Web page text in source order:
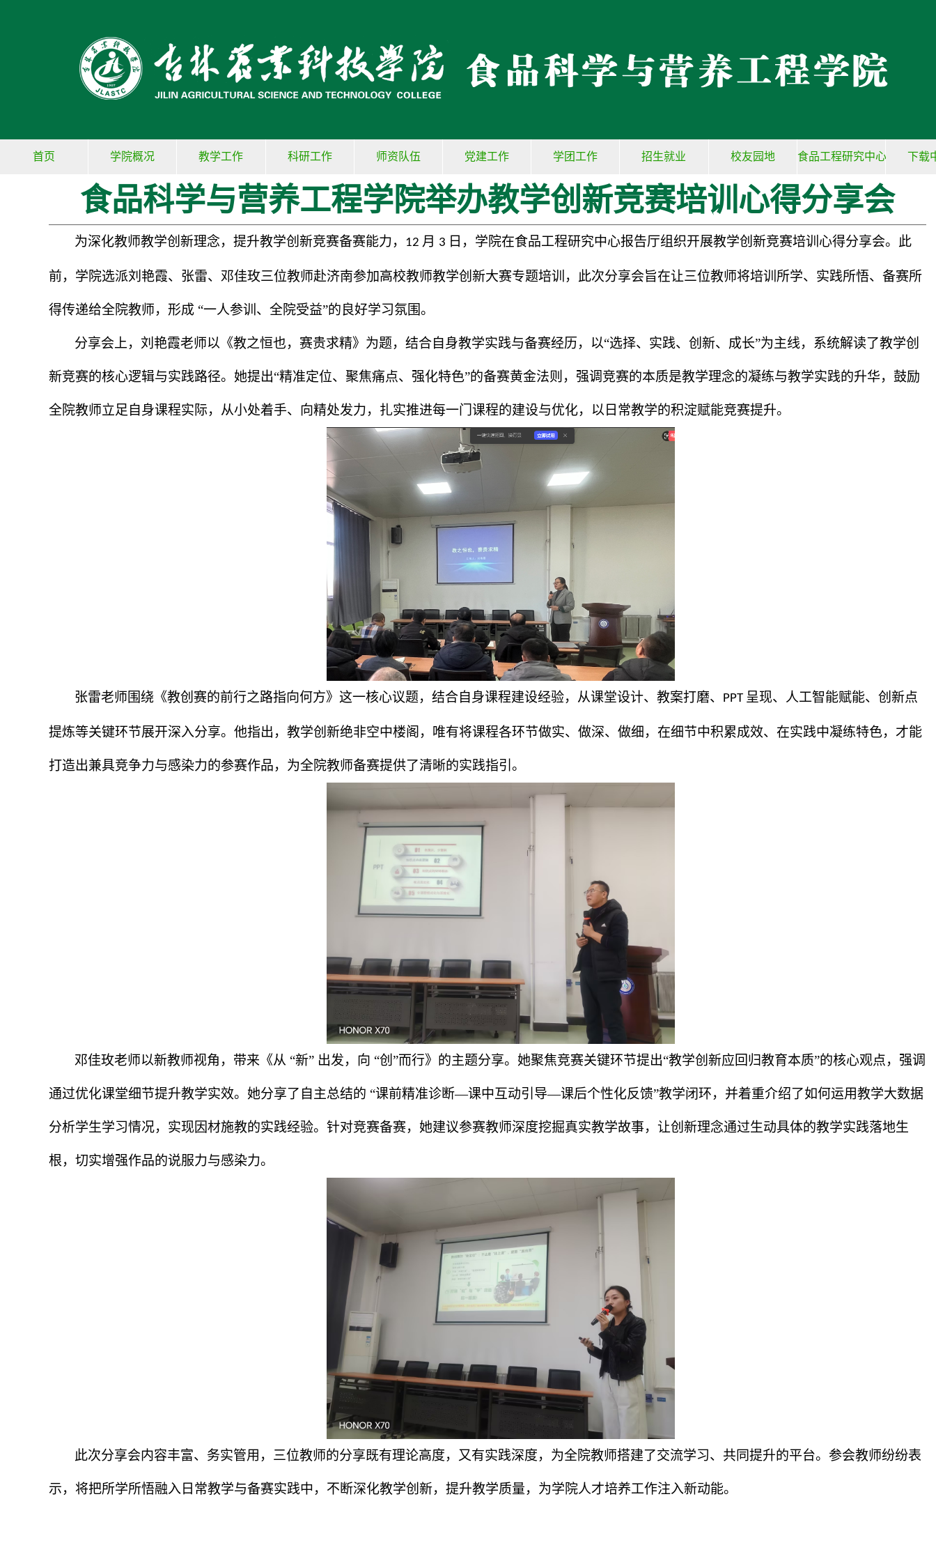
首页 学院概况 教学工作 科研工作 师资队伍 党建工作 学团工作 招生就业 校友园地 食品工程研究中心 下载
食品科学与营养工程学院举办教学创新竞赛培训心得分享会
为深化教师教学创新理念，提升教学创新竞赛备赛能力， 12 月 3 日， 学院在食品工程研究中心报告厅组织开展教学创新竞赛培训心得分享会。此
前，学院选派刘艳霞、张雷、邓佳玫三位教师赴济南参加高校教师教学创新大赛专题培训，此次分享会旨在让三位教师将培训所学、实践所悟、备赛所
得传递给全院教师，形成 “一人参训、全院受益”的良好学习氛围。
分享会上，刘艳霞老师以《教之恒也，赛贵求精》为题，结合自身教学实践与备赛经历，以“选择、实践、创新、成长”为主线，系统解读了教学创
新竞赛的核心逻辑与实践路径。她提出“精准定位、聚焦痛点、强化特色”的备赛黄金法则，强调竞赛的本质是教学理念的凝练与教学实践的升华，鼓励
全院教师立足自身课程实际，从小处着手、向精处发力，扎实推进每一门课程的建设与优化，以日常教学的积淀赋能竞赛提升。
张雷老师围绕《教创赛的前行之路指向何方》这一核心议题，结合自身课程建设经验，从课堂设计、教案打磨、 PPT 呈现、人工智能赋能、创新点
提炼等关键环节展开深入分享。他指出，教学创新绝非空中楼阁，唯有将课程各环节做实、做深、做细，在细节中积累成效、在实践中凝练特色，才能
打造出兼具竞争力与感染力的参赛作品，为全院教师备赛提供了清晰的实践指引。
邓佳玫老师以新教师视角，带来《从 “新” 出发，向 “创 ”而行》的主题分享。她聚焦竞赛关键环节提出“教学创新应回归教育本质”的核心观点，强调
通过优化课堂细节提升教学实效。她分享了自主总结的 “课前精准诊断—课中互动引导—课后个性化反馈”教学闭环，并着重介绍了如何运用教学大数据
分析学生学习情况，实现因材施教的实践经验。针对竞赛备赛，她建议参赛教师深度挖掘真实教学故事，让创新理念通过生动具体的教学实践落地生
根，切实增强作品的说服力与感染力。
此次分享会内容丰富、务实管用，三位教师的分享既有理论高度，又有实践深度，为全院教师搭建了交流学习、共同提升的平台。参会教师纷纷表
示，将把所学所悟融入日常教学与备赛实践中，不断深化教学创新，提升教学质量，为学院人才培养工作注入新动能。